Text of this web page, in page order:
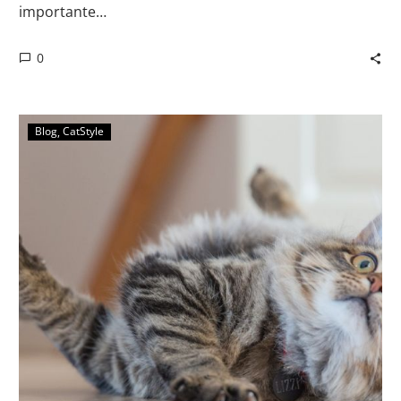
importante…
0
Blog CatStyle